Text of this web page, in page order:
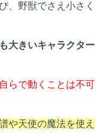
、野獣でさえ小さく
大きいキャラクター
らで動くことは不可
や天使の魔法を使え